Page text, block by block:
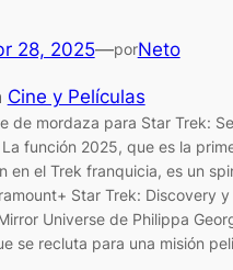
28, 2025—porNeto
Cine y Películas
de mordaza para Star Trek:
función 2025, que es la
en el Trek franquicia, es un
Star Trek: Discovery y
Universe de Philippa
se recluta para una misión